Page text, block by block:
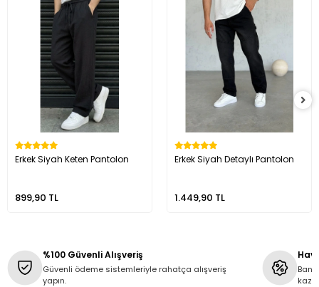
Erkek Siyah Keten Pantolon
899,90 TL
Erkek Siyah Detaylı Pantolon
1.449,90 TL
%100 Güvenli Alışveriş
Güvenli ödeme sistemleriyle rahatça alışveriş
yapın.